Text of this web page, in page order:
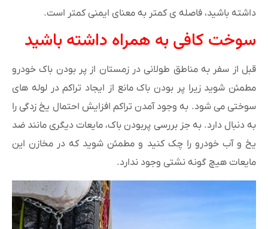
داشته باشید، فاصله ی کمتر به معنای ایمنی کمتر است.
سوخت کافی به همراه داشته باشید
قبل از سفر به مناطق طولانی در زمستان از پر بودن باک خودرو
مطمئن شوید زیرا پر بودن باک مانع از ایجاد تراکم در لوله های
سوختی می شود. به وجود آمدن تراکم افزایش احتمال یخ زدگی را
به دنبال دارد. به جز بررسی پربودن باک، مایعات دیگری مانند ضد
یخ و آب خودرو را چک کنید و مطمئن شوید که در مخازن این
مایعات هیچ گونه نشتی وجود ندارد.